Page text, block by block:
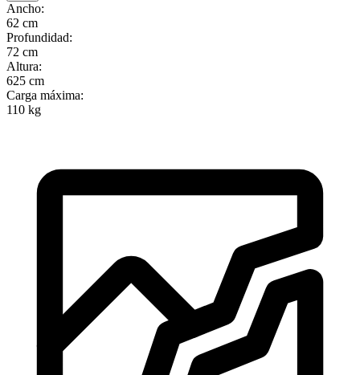
Ancho:
62 cm
Profundidad:
72 cm
Altura:
625 cm
Carga máxima:
110 kg